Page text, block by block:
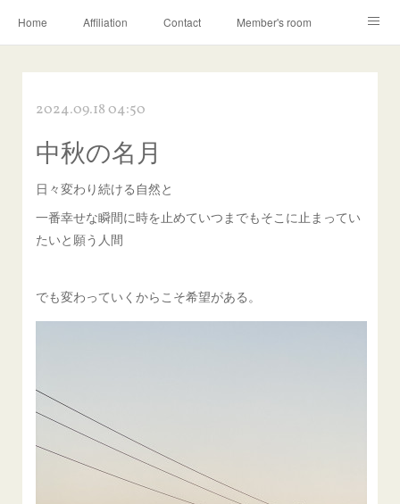
Home Affiliation Contact Member's room
2024.09.18 04:50
中秋の名月
日々変わり続ける自然と
一番幸せな瞬間に時を止めていつまでもそこに止まってい
たいと願う人間
でも変わっていくからこそ希望がある。